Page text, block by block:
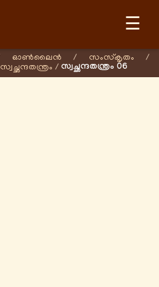
☰
ഓണ്‍ലൈന്‍ / സംസ്കൃതം
/
സ്വച്ഛന്ദതന്ത്രം / സ്വച്ഛന്ദതന്ത്രം 06